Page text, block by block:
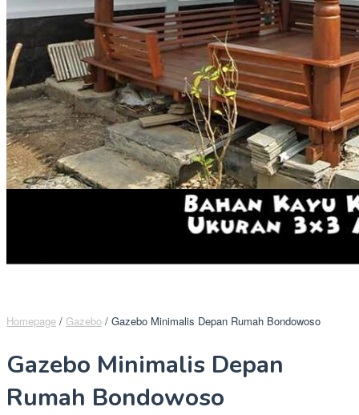
Homepage / Gazebo / Gazebo Minimalis Depan Rumah Bondowoso
Gazebo Minimalis Depan
Rumah Bondowoso